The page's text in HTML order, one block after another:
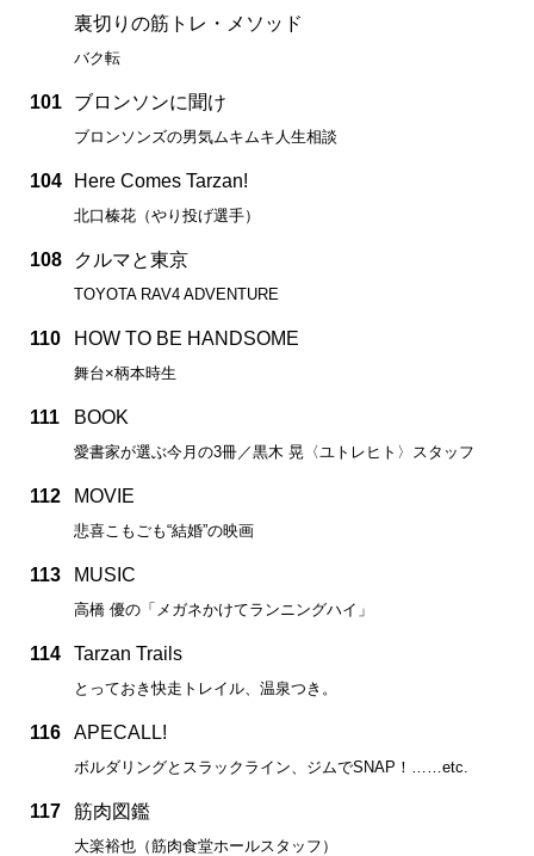
裏切りの筋トレ・メソッド
バク転
101 ブロンソンに聞け
ブロンソンズの男気ムキムキ人生相談
104 Here Comes Tarzan!
北口榛花（やり投げ選手）
108 クルマと東京
TOYOTA RAV4 ADVENTURE
110 HOW TO BE HANDSOME
舞台×柄本時生
111 BOOK
愛書家が選ぶ今月の3冊／黒木 晃〈ユトレヒト〉スタッフ
112 MOVIE
悲喜こもごも“結婚”の映画
113 MUSIC
高橋 優の「メガネかけてランニングハイ」
114 Tarzan Trails
とっておき快走トレイル、温泉つき。
116 APECALL!
ボルダリングとスラックライン、ジムでSNAP！……etc.
117 筋肉図鑑
大楽裕也（筋肉食堂ホールスタッフ）